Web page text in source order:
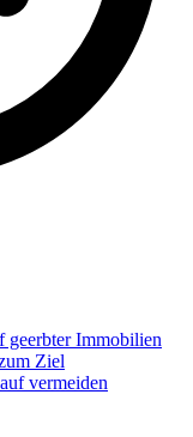
geerbter Immobilien
Ziel
vermeiden